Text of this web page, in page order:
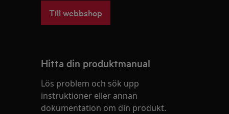
Till webbshop
Hitta din produktmanual
Lös problem och sök upp
instruktioner eller annan
dokumentation om din produkt.